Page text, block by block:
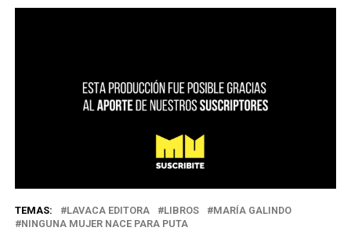
TEMAS: LAVACA EDITORA LIBROS
MARÍA GALINDO
NINGUNA MUJER NACE PARA PUTA